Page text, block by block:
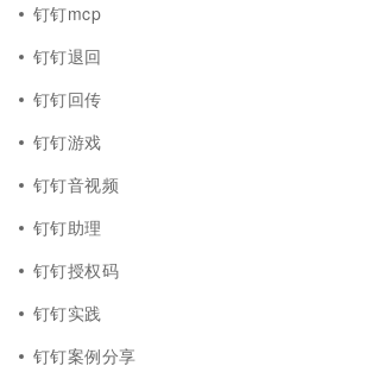
钉钉mcp
钉钉退回
钉钉回传
钉钉游戏
钉钉音视频
钉钉助理
钉钉授权码
钉钉实践
钉钉案例分享